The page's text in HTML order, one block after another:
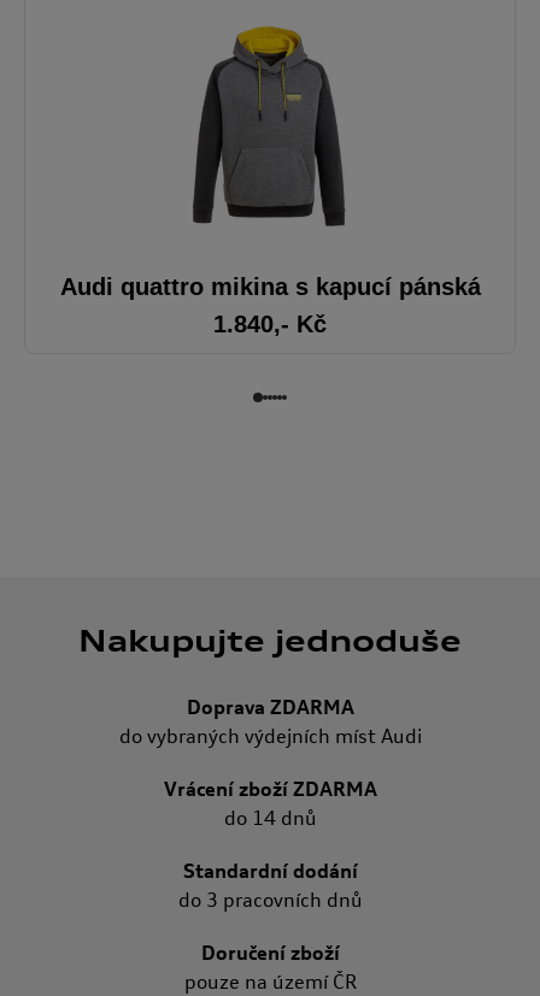
Audi quattro mikina s kapucí pánská
1.840,- Kč
Nakupujte jednoduše
Doprava ZDARMA
do vybraných výdejních míst Audi
Vrácení zboží ZDARMA
do 14 dnů
Standardní dodání
do 3 pracovních dnů
Doručení zboží
pouze na území ČR